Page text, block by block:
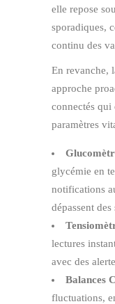
elle repose
sporadiques,
continu des
En revanche,
approche
connectés qui
paramètres
glycémie en
notifications
dépassent
lectures
avec des
Balances
fluctuations,